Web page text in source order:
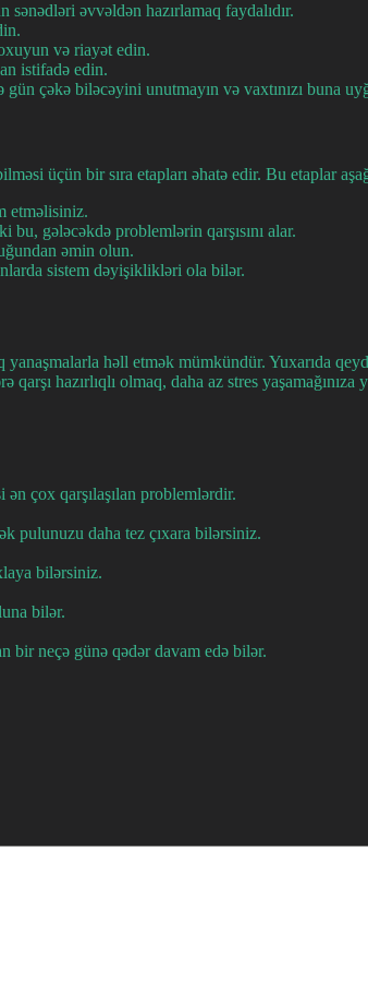
əvvəldən hazırlamaq faydalıdır.
və riayət edin.
istifadə edin.
çəkə biləcəyini unutmayın və vaxtınızı buna
üçün bir sıra etapları əhatə edir. Bu etaplar
etməlisiniz.
gələcəkdə problemlərin qarşısını alar.
əmin olun.
sistem dəyişiklikləri ola bilər.
həll etmək mümkündür. Yuxarıda
hazırlıqlı olmaq, daha az stres yaşamağınıza
çox qarşılaşılan problemlərdir.
pulunuzu daha tez çıxara bilərsiniz.
bilərsiniz.
bilər.
bir neçə günə qədər davam edə bilər.